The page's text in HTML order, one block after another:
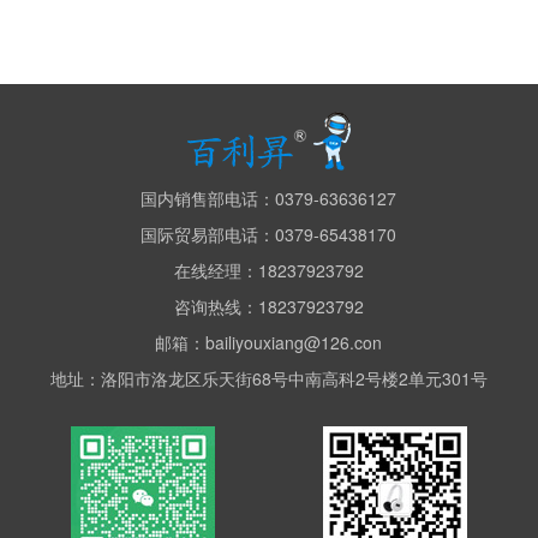
国内销售部电话：0379-63636127
国际贸易部电话：0379-65438170
在线经理：18237923792
咨询热线：18237923792
邮箱：bailiyouxiang@126.con
地址：洛阳市洛龙区乐天街68号中南高科2号楼2单元301号